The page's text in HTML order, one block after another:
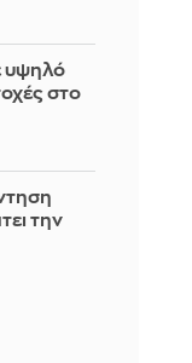
υψηλό
στο
την